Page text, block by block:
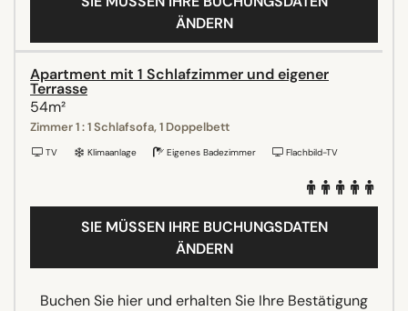
ÄNDERN
Apartment mit 1 Schlafzimmer und eigener
Terrasse
54m²
Zimmer 1 : 1 Schlafsofa, 1 Doppelbett
TV Klimaanlage Eigenes Badezimmer Flachbild-TV
SIE MÜSSEN IHRE BUCHUNGSDATEN
ÄNDERN
Buchen Sie hier und erhalten Sie Ihre Bestätigung